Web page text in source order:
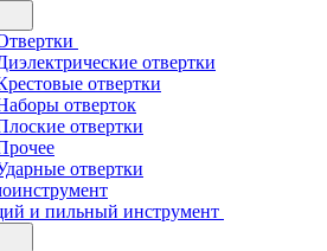
отвертки
отвертки
отверток
отвертки
отвертки
и пильный инструмент